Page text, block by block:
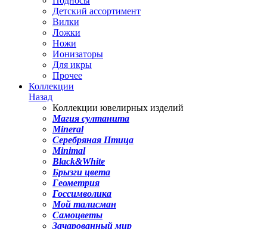
Детский ассортимент
Вилки
Ложки
Ножи
Ионизаторы
Для икры
Прочее
Коллекции
Назад
Коллекции ювелирных изделий
Магия султанита
Mineral
Серебряная Птица
Minimal
Black&White
Брызги цвета
Геометрия
Госсимволика
Мой талисман
Самоцветы
Зачарованный мир